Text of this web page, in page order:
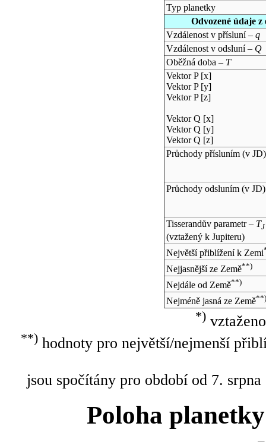
Typ planetky
Odvozené údaje
Vzdálenost v přísluní – q
Vzdálenost v odsluní – Q
Oběžná doba – T
Vektor P [x]
Vektor P [y]
Vektor P [z]
Vektor Q [x]
Vektor Q [y]
Vektor Q [z]
Průchody přísluním (v JD)
Průchody odsluním (v JD)
Tisserandův parametr – TJ
(vztažený k Jupiteru)
Největší přiblížení k Zemi
Nejjasnější ze Země**)
Nejdále od Země**)
Nejméně jasná ze Země**)
*)
**)hodnoty pro největší/nejmenší
jsou spočítány pro období od 7.
Poloha